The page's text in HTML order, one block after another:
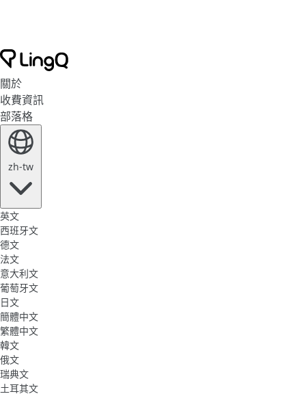
關於
收費資訊
部落格
zh-tw
英文
西班牙文
德文
法文
意大利文
葡萄牙文
日文
簡體中文
繁體中文
韓文
俄文
瑞典文
土耳其文